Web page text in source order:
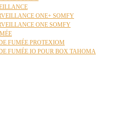
ONE+ SOMFY
ONE SOMFY
FUMÉE PROTEXIOM
FUMÉE IO POUR BOX TAHOMA